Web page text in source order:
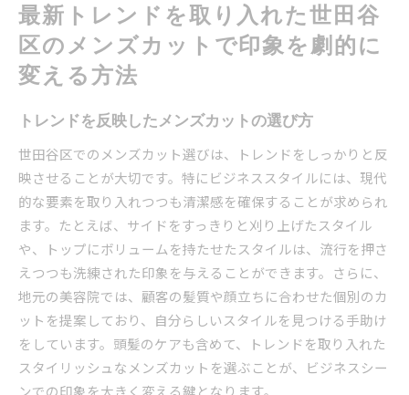
最新トレンドを取り入れた世田谷
区のメンズカットで印象を劇的に
変える方法
トレンドを反映したメンズカットの選び方
世田谷区でのメンズカット選びは、トレンドをしっかりと反
映させることが大切です。特にビジネススタイルには、現代
的な要素を取り入れつつも清潔感を確保することが求められ
ます。たとえば、サイドをすっきりと刈り上げたスタイル
や、トップにボリュームを持たせたスタイルは、流行を押さ
えつつも洗練された印象を与えることができます。さらに、
地元の美容院では、顧客の髪質や顔立ちに合わせた個別のカ
ットを提案しており、自分らしいスタイルを見つける手助け
をしています。頭髪のケアも含めて、トレンドを取り入れた
スタイリッシュなメンズカットを選ぶことが、ビジネスシー
ンでの印象を大きく変える鍵となります。